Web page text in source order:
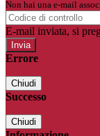
Non hai una e-mail
E-mail inviata, si
Errore
Chiudi
Successo
Chiudi